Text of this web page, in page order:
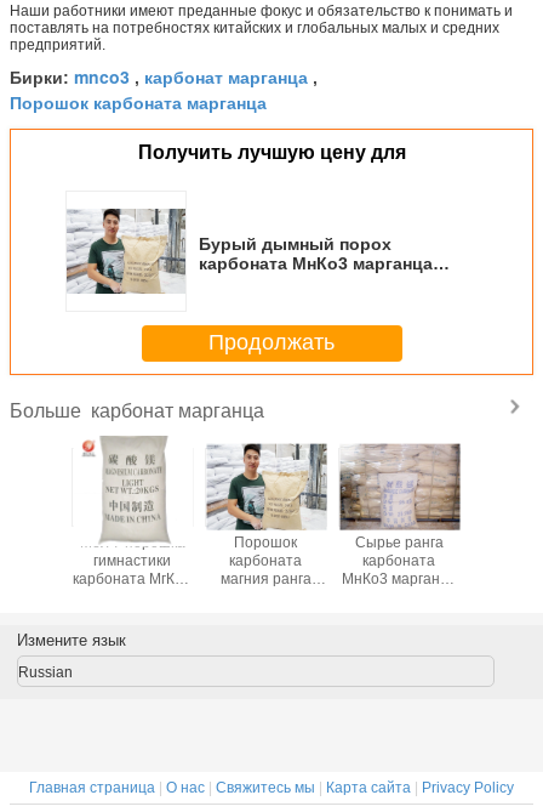
Наши работники имеют преданные фокус и обязательство к понимать и
поставлять на потребностях китайских и глобальных малых и средних
предприятий.
Бирки: mnco3 , карбонат марганца ,
Порошок карбоната марганца
Получить лучшую цену для
Бурый дымный порох
карбоната МнКо3 марганца
Продолжать
Больше карбонат марганца
Мел 7 порошка
гимнастики
карбоната МгКо3
- размер 10ум
Порошок
карбоната
магния ранга
продуктов
Сырье ранга
карбоната
МнКо3 марганца
Измените язык
Russian
Главная страница | О нас | Свяжитесь мы | Карта сайта | Privacy Policy